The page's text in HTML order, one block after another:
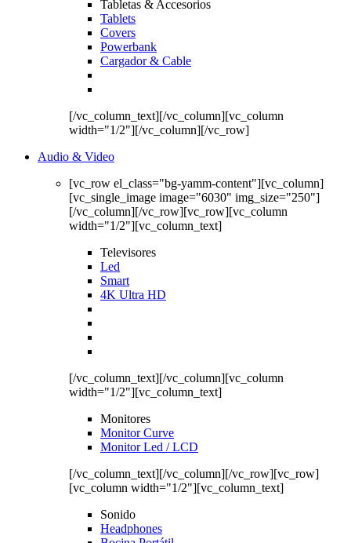
Tabletas & Accesorios
Tablets
Covers
Powerbank
Cargador & Cable
[/vc_column_text][/vc_column][vc_column
width="1/2"][/vc_column][/vc_row]
Audio & Video
[vc_row el_class="bg-yamm-content"][vc_column]
[vc_single_image image="6030" img_size="250"]
[/vc_column][/vc_row][vc_row][vc_column
width="1/2"][vc_column_text]
Televisores
Led
Smart
4K Ultra HD
[/vc_column_text][/vc_column][vc_column
width="1/2"][vc_column_text]
Monitores
Monitor Curve
Monitor Led / LCD
[/vc_column_text][/vc_column][/vc_row][vc_row]
[vc_column width="1/2"][vc_column_text]
Sonido
Headphones